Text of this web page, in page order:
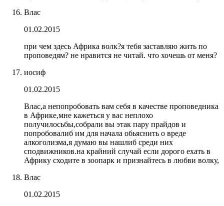
Влас
01.02.2015
при чем здесь Африка волк?я тебя заставляю жить по
проповедям? не нравится не читай. что хочешь от меня?
иосиф
01.02.2015
Влас,а непопробовать вам себя в качестве проповедника
в Африке,мне кажеться у вас неплохо
получилосьбы,собрали вы этак пару прайдов и
попробовалиб им для начала обьяснить о вреде
алкоголизма,я думаю вы нашлиб среди них
сподвижников.на крайний случай если дорого ехать в
Африку сходите в зоопарк и признайтесь в любви волку,
Влас
01.02.2015